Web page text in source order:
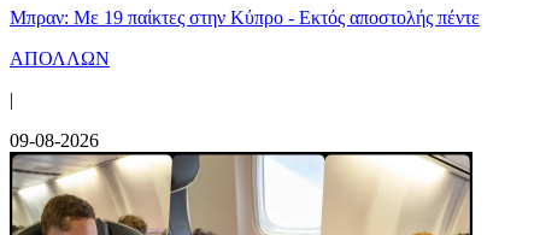
Μπραν: Με 19 παίκτες στην Κύπρο - Εκτός αποστολής πέντε
ΑΠΟΛΛΩΝ
|
09-08-2026